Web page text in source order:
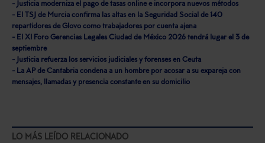
- Justicia moderniza el pago de tasas online e incorpora nuevos métodos
- El TSJ de Murcia confirma las altas en la Seguridad Social de 140
repartidores de Glovo como trabajadores por cuenta ajena
- El XI Foro Gerencias Legales Ciudad de México 2026 tendrá lugar el 3 de
septiembre
- Justicia refuerza los servicios judiciales y forenses en Ceuta
- La AP de Cantabria condena a un hombre por acosar a su expareja con
mensajes, llamadas y presencia constante en su domicilio
LO MÁS LEÍDO RELACIONADO